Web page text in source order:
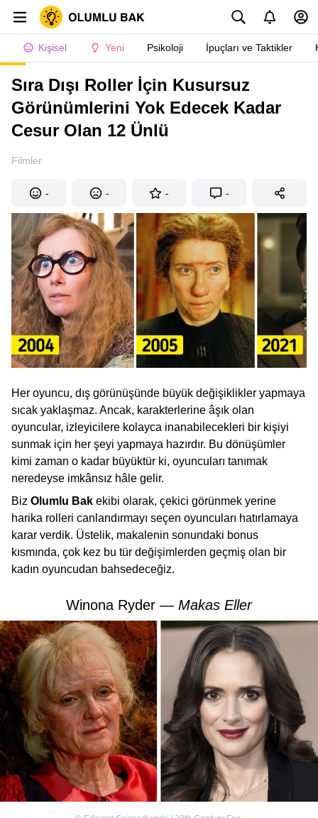
Kişisel Yeni Psikoloji İpuçları ve Taktikler
Sıra Dışı Roller İçin Kusursuz
Görünümlerini Yok Edecek Kadar
Cesur Olan 12 Ünlü
Filmler
- - - -
Her oyuncu, dış görünüşünde büyük değişiklikler yapmaya
sıcak yaklaşmaz. Ancak, karakterlerine âşık olan
oyuncular, izleyicilere kolayca inanabilecekleri bir kişiyi
sunmak için her şeyi yapmaya hazırdır. Bu dönüşümler
kimi zaman o kadar büyüktür ki, oyuncuları tanımak
neredeyse imkânsız hâle gelir.
Biz Olumlu Bak ekibi olarak, çekici görünmek yerine
harika rolleri canlandırmayı seçen oyuncuları hatırlamaya
karar verdik. Üstelik, makalenin sonundaki bonus
kısmında, çok kez bu tür değişimlerden geçmiş olan bir
kadın oyuncudan bahsedeceğiz.
Winona Ryder — Makas Eller